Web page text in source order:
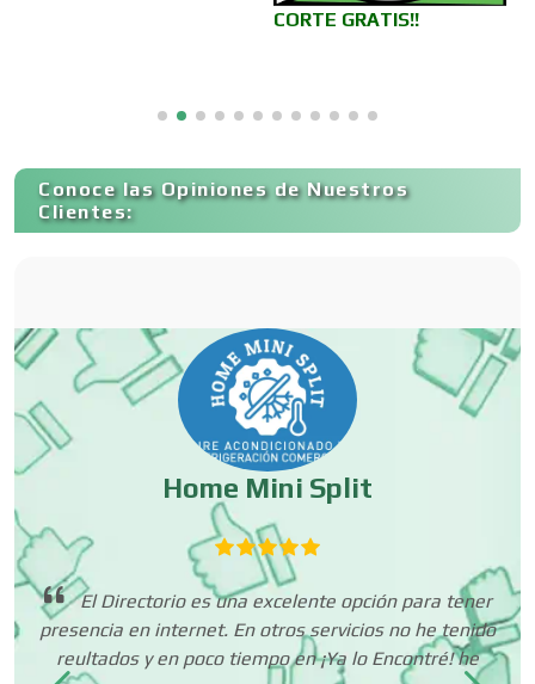
Control de Plagas
Conversiones Automotrices
Cortinas, Persianas y Alfombras
CORTE GRATIS!!
Conoce las Opiniones de Nuestros
Clientes:
a
Home Mini Split
El Directorio es una excelente opción para tener
presencia en internet. En otros servicios no he tenido
reultados y en poco tiempo en ¡Ya lo Encontré! he